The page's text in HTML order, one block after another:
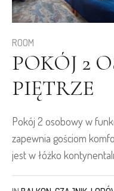
ROOM
POKÓJ 2
PIĘTRZE
Pokój 2 osobowy w
zapewnia gościom
jest w łóżko